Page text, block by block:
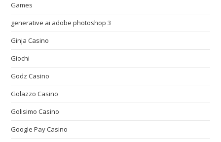
Games
generative ai adobe photoshop 3
Ginja Casino
Giochi
Godz Casino
Golazzo Casino
Golisimo Casino
Google Pay Casino